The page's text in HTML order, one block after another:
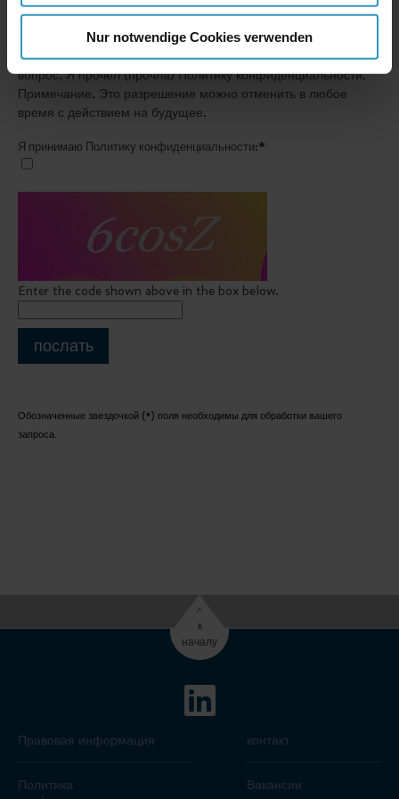
Nur notwendige Cookies verwenden
Я даю разрешение на сбор и сохранение моих данных в
электронном формате для предоставления ответа на мой
вопрос.Я прочел (прочла) Политику конфиденциальности.
Примечание. Это разрешение можно отменить в любое
время с действием на будущее.
Я принимаю Политику конфиденциальности:*
Enter the code shown above in the box below.
послать
Обозначенные звездочкой (*) поля необходимы для обработки вашего
запроса.
^
к
началу
Правовая информация
Политика
контакт
Вакансии